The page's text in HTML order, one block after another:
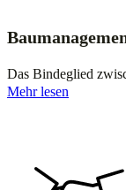
Das Bindeglied
Mehr lesen